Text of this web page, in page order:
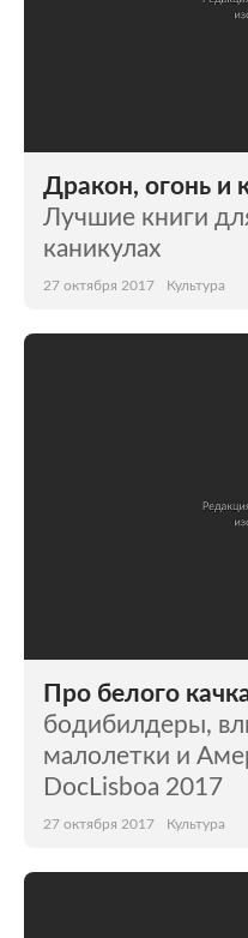
Дракон, огонь и
Лучшие книги
каникулах
27 октября 2017 Культура
Про белого
бодибилдеры,
малолетки и
DocLisboa 2017
27 октября 2017 Культура